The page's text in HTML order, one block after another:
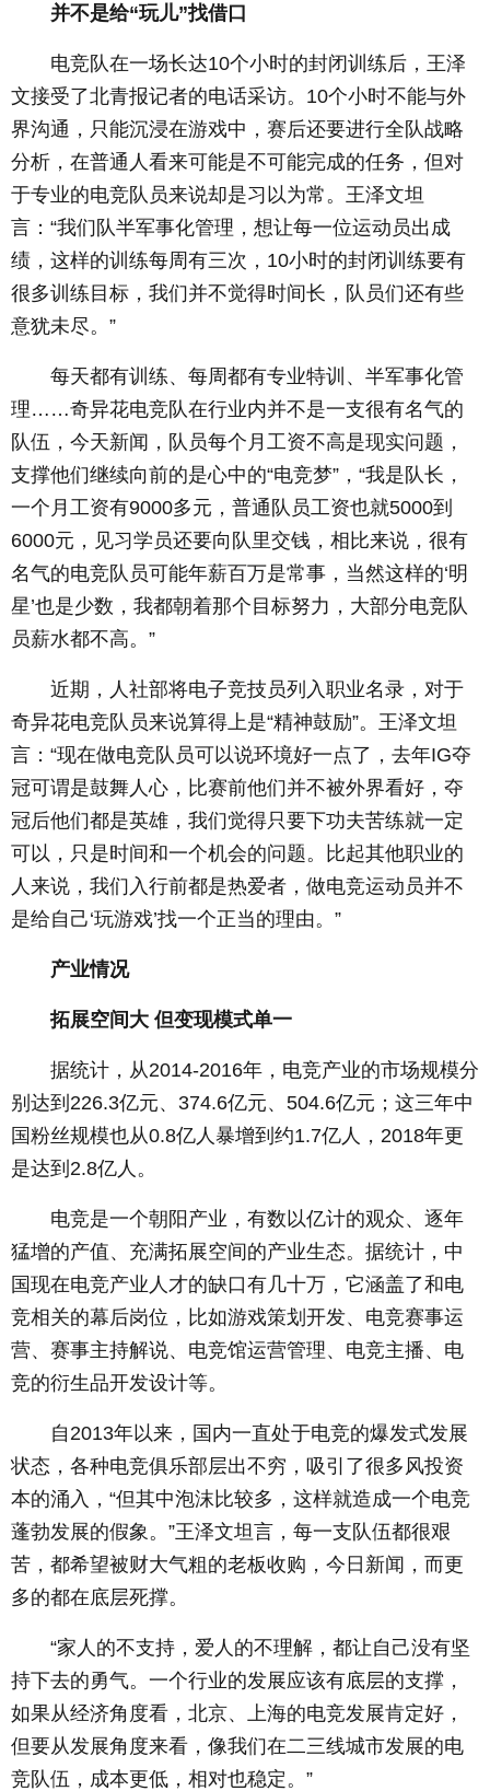
并不是给“玩儿”找借口
电竞队在一场长达10个小时的封闭训练后，王泽
文接受了北青报记者的电话采访。10个小时不能与外
界沟通，只能沉浸在游戏中，赛后还要进行全队战略
分析，在普通人看来可能是不可能完成的任务，但对
于专业的电竞队员来说却是习以为常。王泽文坦
言：“我们队半军事化管理，想让每一位运动员出成
绩，这样的训练每周有三次，10小时的封闭训练要有
很多训练目标，我们并不觉得时间长，队员们还有些
意犹未尽。”
每天都有训练、每周都有专业特训、半军事化管
理……奇异花电竞队在行业内并不是一支很有名气的
队伍，今天新闻，队员每个月工资不高是现实问题，
支撑他们继续向前的是心中的“电竞梦”，“我是队长，
一个月工资有9000多元，普通队员工资也就5000到
6000元，见习学员还要向队里交钱，相比来说，很有
名气的电竞队员可能年薪百万是常事，当然这样的‘明
星’也是少数，我都朝着那个目标努力，大部分电竞队
员薪水都不高。”
近期，人社部将电子竞技员列入职业名录，对于
奇异花电竞队员来说算得上是“精神鼓励”。王泽文坦
言：“现在做电竞队员可以说环境好一点了，去年IG夺
冠可谓是鼓舞人心，比赛前他们并不被外界看好，夺
冠后他们都是英雄，我们觉得只要下功夫苦练就一定
可以，只是时间和一个机会的问题。比起其他职业的
人来说，我们入行前都是热爱者，做电竞运动员并不
是给自己‘玩游戏’找一个正当的理由。”
产业情况
拓展空间大 但变现模式单一
据统计，从2014-2016年，电竞产业的市场规模分
别达到226.3亿元、374.6亿元、504.6亿元；这三年中
国粉丝规模也从0.8亿人暴增到约1.7亿人，2018年更
是达到2.8亿人。
电竞是一个朝阳产业，有数以亿计的观众、逐年
猛增的产值、充满拓展空间的产业生态。据统计，中
国现在电竞产业人才的缺口有几十万，它涵盖了和电
竞相关的幕后岗位，比如游戏策划开发、电竞赛事运
营、赛事主持解说、电竞馆运营管理、电竞主播、电
竞的衍生品开发设计等。
自2013年以来，国内一直处于电竞的爆发式发展
状态，各种电竞俱乐部层出不穷，吸引了很多风投资
本的涌入，“但其中泡沫比较多，这样就造成一个电竞
蓬勃发展的假象。”王泽文坦言，每一支队伍都很艰
苦，都希望被财大气粗的老板收购，今日新闻，而更
多的都在底层死撑。
“家人的不支持，爱人的不理解，都让自己没有坚
持下去的勇气。一个行业的发展应该有底层的支撑，
如果从经济角度看，北京、上海的电竞发展肯定好，
但要从发展角度来看，像我们在二三线城市发展的电
竞队伍，成本更低，相对也稳定。”